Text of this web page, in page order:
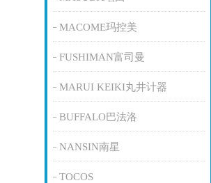
MACOME玛控美
FUSHIMAN富司曼
MARUI KEIKI丸井计器
BUFFALO巴法洛
NANSIN南星
TOCOS